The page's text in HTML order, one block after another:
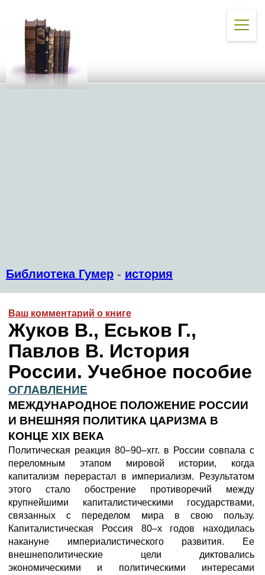
Библиотека Гумер - история
Ваш комментарий о книге
Жуков В., Еськов Г.,
Павлов В. История
России. Учебное пособие
ОГЛАВЛЕНИЕ
МЕЖДУНАРОДНОЕ ПОЛОЖЕНИЕ РОССИИ
И ВНЕШНЯЯ ПОЛИТИКА ЦАРИЗМА В
КОНЦЕ XIX ВЕКА
Политическая реакция 80–90–хгг. в России совпала с
переломным этапом мировой истории, когда
капитализм перерастал в империализм. Результатом
этого стало обострение противоречий между
крупнейшими капиталистическими государствами,
связанных с переделом мира в свою пользу.
Капиталистическая Россия 80–х годов находилась
накануне империалистического развития. Ее
внешнеполитические цели диктовались
экономическими и политическими интересами